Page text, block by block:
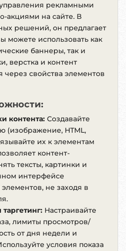
рекламными
акциями на сайте. В
решений, он предлагает
можете использовать как
баннеры, так и
верстка и контент
через свойства элементов
контента: Создавайте
(изображение, HTML,
их к элементам
контент-
тексты, картинки и
интерфейсе
не заходя в
Настраивайте
лимиты просмотров/
от дня недели и
условия показа